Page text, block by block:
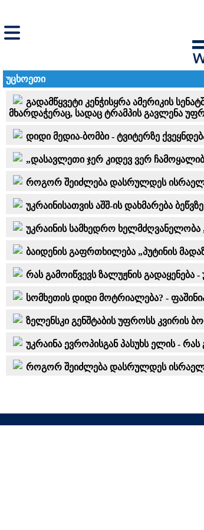
უცხოეთი
გადამწყვეტი კენჭისყრა ამერიკის
მხარდაჭერაც, სადაც ტრამპის გავლენა
დიდი მედია-ბომბი - ტვიტერზე
„დასავლეთი ჯერ კიდევ ვერ
როგორ შეიძლება დასრულდეს ისრაელ-
უკრაინისათვის აშშ-ის დახმარება
უკრაინის სამხედრო
ბაიდენის გაფრთხილება „პუტინის
რას გამოიწვევს ზალუჟნის გადაყენება
სომხეთის დიდი მოტრიალება? -
ზელენსკი გენშტაბის უფროსს კვირის
უკრაინა ევროპისგან პასუხს ელის -
როგორ შეიძლება დასრულდეს ისრაელ-